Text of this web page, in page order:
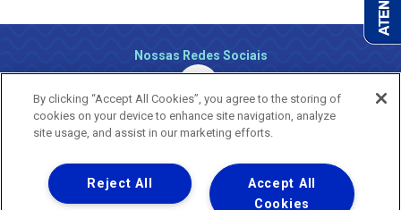
Nossas Redes Sociais
Uma empresa
Copyright ® 2026 - Todos os Direitos Reservados.
By clicking “Accept All Cookies”, you agree to the storing of
cookies on your device to enhance site navigation, analyze
site usage, and assist in our marketing efforts.
Accept All
Cookies
Reject All